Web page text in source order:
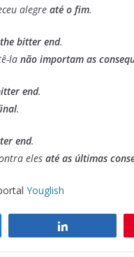
alegre até o fim.
bitter end.
la não importam as
end.
.
end.
eles até as últimas
Youglish